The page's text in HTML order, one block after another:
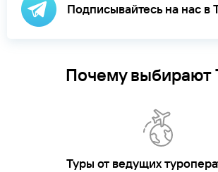
Подписывайтесь на нас в
Почему выбирают
Туры от ведущих